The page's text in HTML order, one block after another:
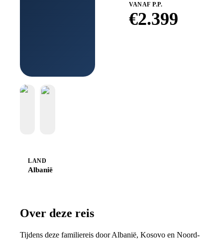
VANAF P.P.
€2.399
LAND
Albanië
Over deze reis
Tijdens deze familiereis door Albanië, Kosovo en Noord-